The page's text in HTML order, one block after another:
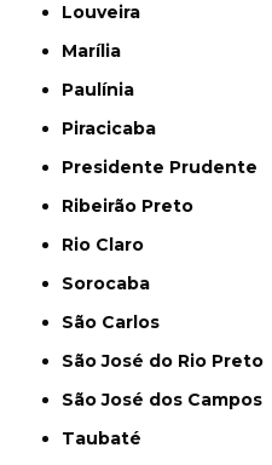
Louveira
Marília
Paulínia
Piracicaba
Presidente Prudente
Ribeirão Preto
Rio Claro
Sorocaba
São Carlos
São José do Rio Preto
São José dos Campos
Taubaté